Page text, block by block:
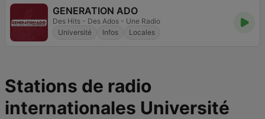
GENERATION ADO
Des Hits - Des Ados - Une Radio
Université
Infos Locales
Stations de radio
internationales Université